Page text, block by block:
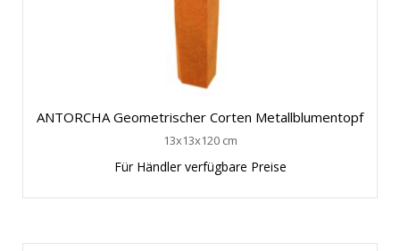
ANTORCHA Geometrischer Corten Metallblumentopf
13x13x120 cm
Für Händler verfügbare Preise